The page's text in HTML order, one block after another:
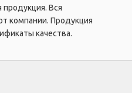
продукция. Вся
компании. Продукция
качества.